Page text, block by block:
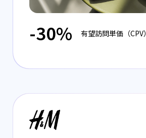
-30% 有望訪問単価（CPV）